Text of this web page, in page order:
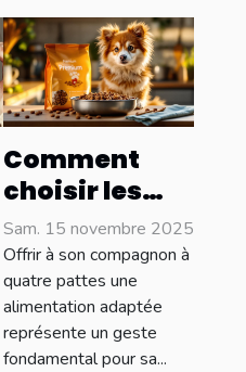
Comment
choisir les
meilleures
croquettes
pour le bien-
être de votre
animal ?
Sam. 15 novembre 2025
Offrir à son compagnon à
quatre pattes une
alimentation adaptée
représente un geste
fondamental pour sa...